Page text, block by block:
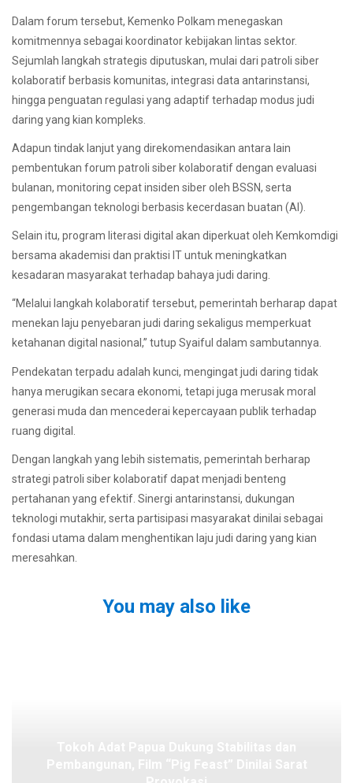
Dalam forum tersebut, Kemenko Polkam menegaskan
komitmennya sebagai koordinator kebijakan lintas sektor.
Sejumlah langkah strategis diputuskan, mulai dari patroli siber
kolaboratif berbasis komunitas, integrasi data antarinstansi,
hingga penguatan regulasi yang adaptif terhadap modus judi
daring yang kian kompleks.
Adapun tindak lanjut yang direkomendasikan antara lain
pembentukan forum patroli siber kolaboratif dengan evaluasi
bulanan, monitoring cepat insiden siber oleh BSSN, serta
pengembangan teknologi berbasis kecerdasan buatan (AI).
Selain itu, program literasi digital akan diperkuat oleh Kemkomdigi
bersama akademisi dan praktisi IT untuk meningkatkan
kesadaran masyarakat terhadap bahaya judi daring.
“Melalui langkah kolaboratif tersebut, pemerintah berharap dapat
menekan laju penyebaran judi daring sekaligus memperkuat
ketahanan digital nasional,” tutup Syaiful dalam sambutannya.
Pendekatan terpadu adalah kunci, mengingat judi daring tidak
hanya merugikan secara ekonomi, tetapi juga merusak moral
generasi muda dan mencederai kepercayaan publik terhadap
ruang digital.
Dengan langkah yang lebih sistematis, pemerintah berharap
strategi patroli siber kolaboratif dapat menjadi benteng
pertahanan yang efektif. Sinergi antarinstansi, dukungan
teknologi mutakhir, serta partisipasi masyarakat dinilai sebagai
fondasi utama dalam menghentikan laju judi daring yang kian
meresahkan.
You may also like